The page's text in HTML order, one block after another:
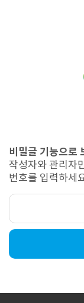
비밀글 기능으로
작성자와 관리자
번호를 입력하세